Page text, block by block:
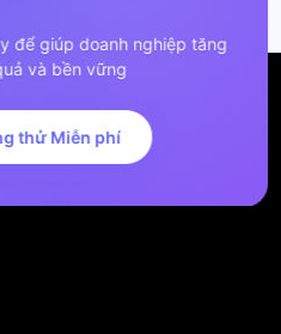
để giúp doanh nghiệp tăng
và bền vững
thử Miễn phí